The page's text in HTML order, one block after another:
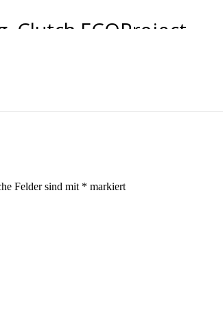
Clutch ECOProject,
Felder sind mit * markiert